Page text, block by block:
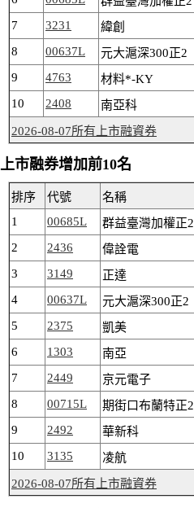
7
3231 緯創
8
00637L 元大滬深300正2
9
4763 材料*-KY
10
2408 南亞科
2026-08-07所有上市融資券
上市融券增加前10名
排序 代號 名稱
1
00685L 群益臺灣加權正2
2
2436 偉詮電
3
3149 正達
4
00637L 元大滬深300正2
5
2375 凱美
6
1303 南亞
7
2449 京元電子
8
00715L 期街口布蘭特正2
9
2492 華新科
10
3135 凌航
2026-08-07所有上市融資券